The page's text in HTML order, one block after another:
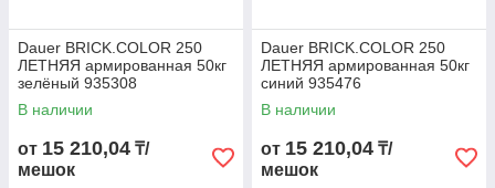
Dauer BRICK.COLOR 250
ЛЕТНЯЯ армированная 50кг
зелёный 935308
В наличии
от 15 210,04 ₸/
мешок
Dauer BRICK.COLOR 250
ЛЕТНЯЯ армированная 50кг
синий 935476
В наличии
от 15 210,04 ₸/
мешок